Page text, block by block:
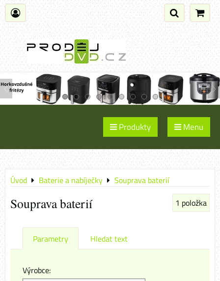
Produkty Menu
Úvod Baterie a nabíječky Souprava baterií
Souprava baterií 1 položka
Parametry Hledat text
Výrobce: